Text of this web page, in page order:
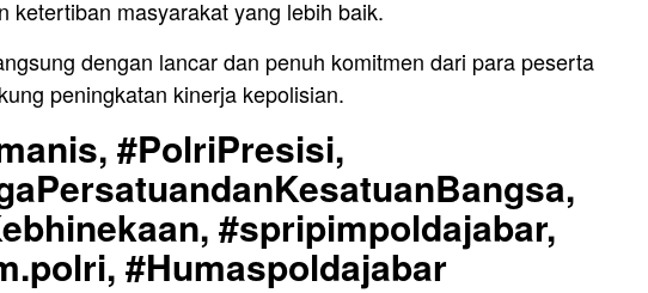
ketertiban masyarakat yang lebih baik.
dengan lancar dan penuh komitmen dari para peserta
peningkatan kinerja kepolisian.
#PolriPresisi,
#spripimpoldajabar,
#Humaspoldajabar